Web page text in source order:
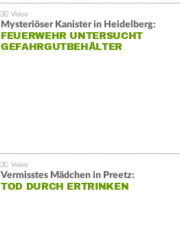
Mysteriöser Kanister in Heidelberg:
FEUERWEHR UNTERSUCHT
GEFAHRGUTBEHÄLTER
Vermisstes Mädchen in Preetz:
TOD DURCH ERTRINKEN